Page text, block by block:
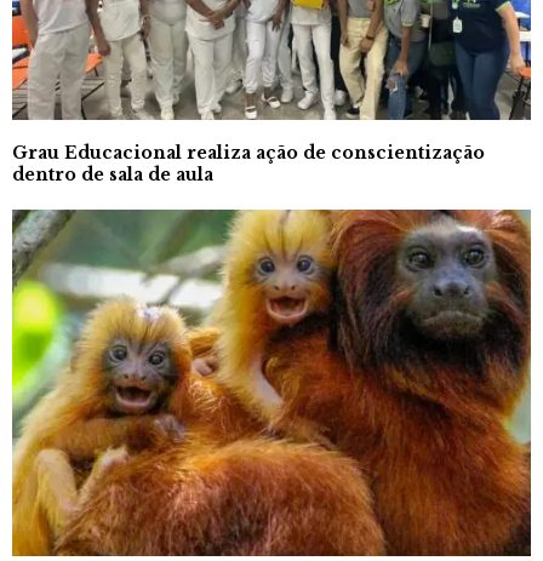
Grau Educacional realiza ação de conscientização
dentro de sala de aula